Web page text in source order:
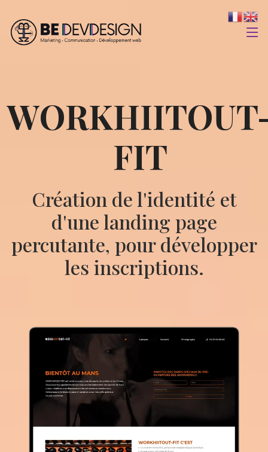
FIT
Création de l'identité et
d'une landing page
percutante, pour développer
les inscriptions.